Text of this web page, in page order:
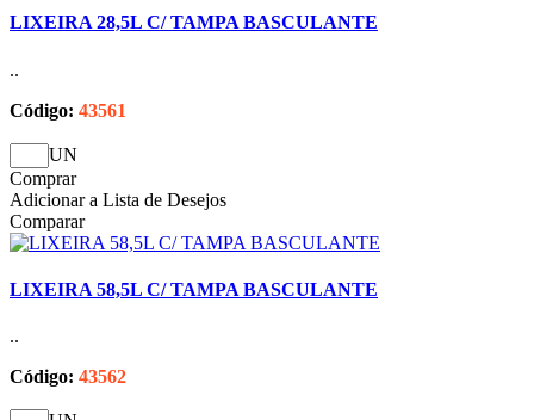
LIXEIRA 28,5L C/ TAMPA BASCULANTE
..
Código: 43561
UN
Comprar
Adicionar a Lista de Desejos
Comparar
LIXEIRA 58,5L C/ TAMPA BASCULANTE
..
Código: 43562